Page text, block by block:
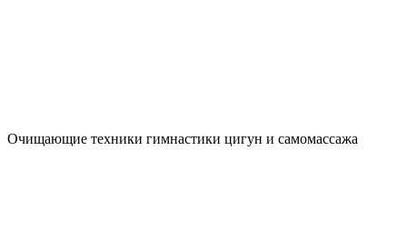
Очищающие техники гимнастики цигун и самомассажа